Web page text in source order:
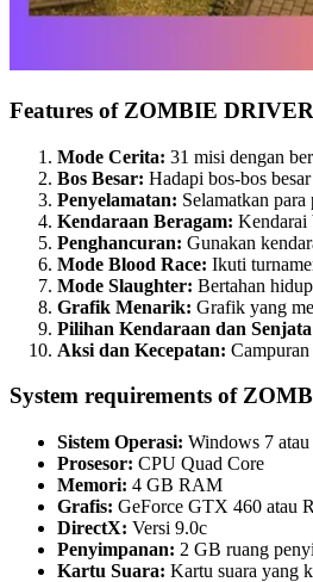
Features of ZOMBIE
Mode Cerita: 31 misi dengan
Bos Besar: Hadapi bos-bos
Penyelamatan: Selamatkan
Kendaraan Beragam: Kendarai
Penghancuran: Gunakan
Mode Blood Race: Ikuti
Mode Slaughter: Bertahan
Grafik Menarik: Grafik yang
Pilihan Kendaraan dan
Aksi dan Kecepatan:
System requirements of
Sistem Operasi: Windows 7
Prosesor: CPU Quad Core
Memori: 4 GB RAM
Grafis: GeForce GTX 460 atau
DirectX: Versi 9.0c
Penyimpanan: 2 GB ruang
Kartu Suara: Kartu suara yang